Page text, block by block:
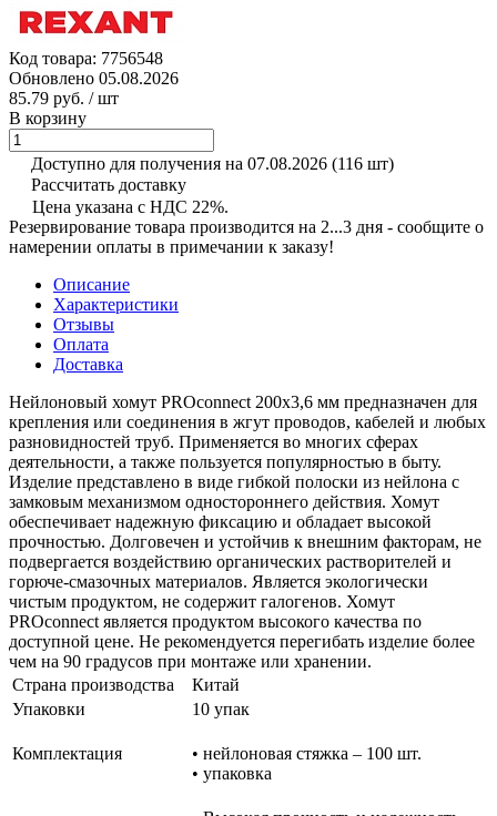
Код товара: 7756548
Обновлено 05.08.2026
85.79 руб. / шт
В корзину
Доступно для получения на 07.08.2026 (116 шт)
Рассчитать доставку
Цена указана с НДС 22%.
Резервирование товара производится на 2...3 дня - сообщите о
намерении оплаты в примечании к заказу!
Описание
Характеристики
Отзывы
Оплата
Доставка
Нейлоновый хомут PROconnect 200x3,6 мм предназначен для
крепления или соединения в жгут проводов, кабелей и любых
разновидностей труб. Применяется во многих сферах
деятельности, а также пользуется популярностью в быту.
Изделие представлено в виде гибкой полоски из нейлона с
замковым механизмом одностороннего действия. Хомут
обеспечивает надежную фиксацию и обладает высокой
прочностью. Долговечен и устойчив к внешним факторам, не
подвергается воздействию органических растворителей и
горюче-смазочных материалов. Является экологически
чистым продуктом, не содержит галогенов. Хомут
PROconnect является продуктом высокого качества по
доступной цене. Не рекомендуется перегибать изделие более
чем на 90 градусов при монтаже или хранении.
Страна производства
Китай
Упаковки
10 упак
Комплектация
• нейлоновая стяжка – 100 шт.
• упаковка